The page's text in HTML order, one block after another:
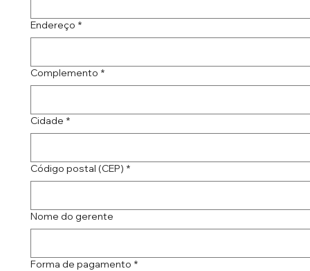
Endereço *
Complemento *
Cidade *
Código postal (CEP) *
Nome do gerente
Forma de pagamento *